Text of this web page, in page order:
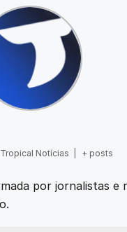
Notícias + posts
por jornalistas e